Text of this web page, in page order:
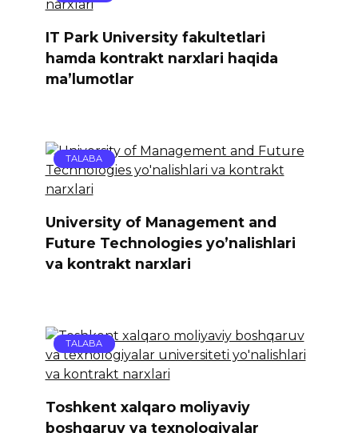
IT Park University fakultetlari
hamda kontrakt narxlari haqida
ma’lumotlar
TALABA
University of Management and
Future Technologies yo’nalishlari
va kontrakt narxlari
TALABA
Toshkent xalqaro moliyaviy
boshqaruv va texnologiyalar